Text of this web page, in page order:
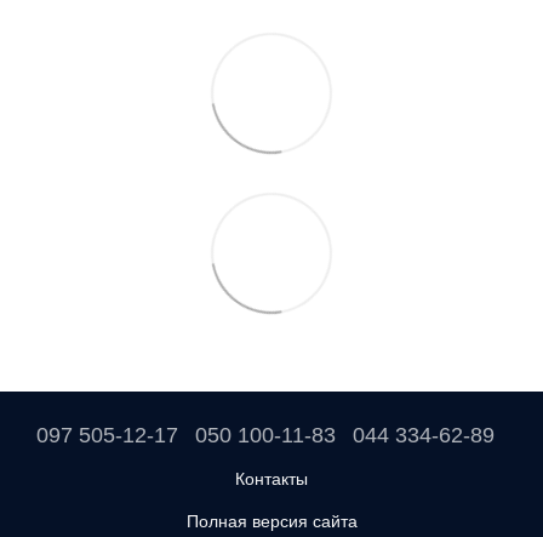
097 505-12-17 050 100-11-83 044 334-62-89
Контакты
Полная версия сайта